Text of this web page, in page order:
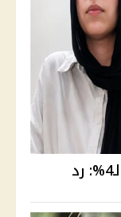
القصة الكاملة لأزمة ريم صاحبة الـ4%: رد